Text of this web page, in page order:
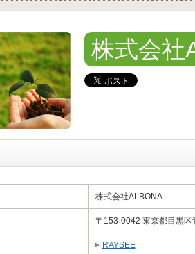
株式会社
株式会社ALBONA
〒153-0042 東京都目黒
RAYSEE